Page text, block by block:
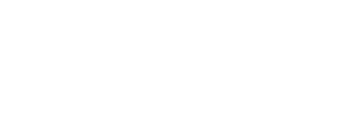
By continuing to browse this website, you accept that
you can access our